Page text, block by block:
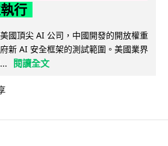
行
國頂尖 AI 公司，中國開發的開放權重
新 AI 安全框架的測試範圍。美國業界
閱讀全文